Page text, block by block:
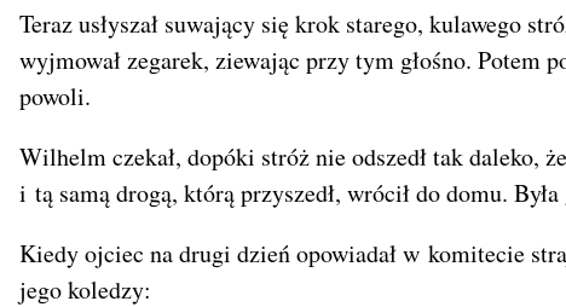
Teraz usłyszał suwający się krok starego, kulawego
wyjmował zegarek, ziewając przy tym głośno. Potem
powoli.
Wilhelm czekał, dopóki stróż nie odszedł tak daleko,
i tą samą drogą, którą przyszedł, wrócił do domu.
Kiedy ojciec na drugi dzień opowiadał w komitecie
jego koledzy: